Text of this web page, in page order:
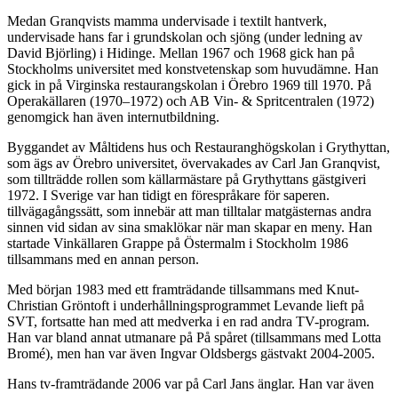
Medan Granqvists mamma undervisade i textilt hantverk,
undervisade hans far i grundskolan och sjöng (under ledning av
David Björling) i Hidinge. Mellan 1967 och 1968 gick han på
Stockholms universitet med konstvetenskap som huvudämne. Han
gick in på Virginska restaurangskolan i Örebro 1969 till 1970. På
Operakällaren (1970–1972) och AB Vin- & Spritcentralen (1972)
genomgick han även internutbildning.
Byggandet av Måltidens hus och Restauranghögskolan i Grythyttan,
som ägs av Örebro universitet, övervakades av Carl Jan Granqvist,
som tillträdde rollen som källarmästare på Grythyttans gästgiveri
1972. I Sverige var han tidigt en förespråkare för saperen.
tillvägagångssätt, som innebär att man tilltalar matgästernas andra
sinnen vid sidan av sina smaklökar när man skapar en meny. Han
startade Vinkällaren Grappe på Östermalm i Stockholm 1986
tillsammans med en annan person.
Med början 1983 med ett framträdande tillsammans med Knut-
Christian Gröntoft i underhållningsprogrammet Levande lieft på
SVT, fortsatte han med att medverka i en rad andra TV-program.
Han var bland annat utmanare på På spåret (tillsammans med Lotta
Bromé), men han var även Ingvar Oldsbergs gästvakt 2004-2005.
Hans tv-framträdande 2006 var på Carl Jans änglar. Han var även